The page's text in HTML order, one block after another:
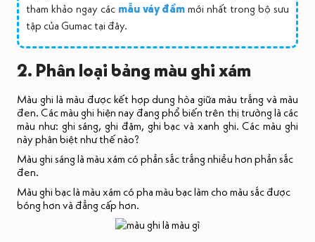
tham khảo ngay các mẫu váy đầm mới nhất trong bộ sưu
tập của Gumac tại đây.
2. Phân loại bảng màu ghi xám
Màu ghi là màu được kết hợp dung hòa giữa màu trắng và màu
đen. Các màu ghi hiện nay đang phổ biến trên thị trường là các
màu như: ghi sáng, ghi đậm, ghi bạc và xanh ghi. Các màu ghi
này phân biệt như thế nào?
Màu ghi sáng là màu xám có phần sắc trắng nhiều hơn phần sắc
đen.
Màu ghi bạc là màu xám có pha màu bạc làm cho màu sắc được
bóng hơn và đẳng cấp hơn.